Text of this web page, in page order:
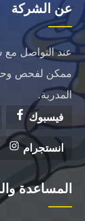
عن الشركة
عند التواصل
ممكن لفحص وحل
المدربة.
فيسبوك
انستجرام
المساعدة